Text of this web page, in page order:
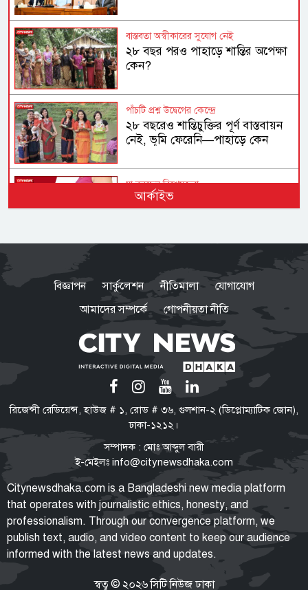
বাস্তবতা অস্বীকারের সুযোগ নেই
২৮ বছর পরও পাহাড়ে শান্তির অপেক্ষা
কেন?
পাঁচটি প্রশ্ন উদ্বেগের কেন্দ্রে
২৮ বছরেও শান্তিচুক্তির পূর্ণ বাস্তবায়ন
নেই, ভূমি ফেরেনি—পাহাড়ে কেন
যা বলছেন বিশেষজ্ঞরা
অতিরিক্ত ওজনে বাড়ছে হৃদরোগ-
ফখরুল
পরিবর্তনের পক্ষে-বিপক্ষে নানা শক্তি
তরুণদের সঙ্গে সমাজ ও রাষ্ট্রের একটি
ইতিবাচক সমন্বয় প্রয়োজন বললেন
হোসেন জিল্লুর
টিএফআই সেলে বন্দি রেখে নির্যাতন
শেখ হাসিনার নির্দেশে গুম করা হয়েছিল
‘হাসিনা কার্ড’ খেলবেন আবার বন্ধুত্ব
চাইবেন, দুটো বিপরীতমুখী: ভারতকে
স্বরাষ্ট্রমন্ত্রী
যুক্তরাষ্ট্র সব শর্ত মানলেই খুলবে
আর্কাইভ
বিজ্ঞাপন সার্কুলেশন নীতিমালা
যোগাযোগ
আমাদের সম্পর্কে
গোপনীয়তা নীতি
রিজেন্সী রেডিয়েন্স, হাউজ # ১, রোড # ৩৬, গুলশান-২ (ডিপ্লোম্যাটিক জোন),
ঢাকা-১২১২।
সম্পাদক : মোঃ আব্দুল বারী
ই-মেইলঃ info@citynewsdhaka.com
Citynewsdhaka.com is a Bangladeshi new media platform
that operates with journalistic ethics, honesty, and
professionalism. Through our convergence platform, we
publish text, audio, and video content to keep our audience
informed with the latest news and updates.
স্বত্ব © ২০২৬ সিটি নিউজ ঢাকা